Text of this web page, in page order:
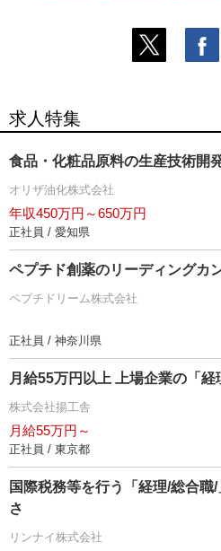
求人特集
食品・化粧品原料の生産技術開
オリザ油化株式会社
年収450万円～650万円
正社員 / 愛知県
ペプチド創薬のリーディングカ
ペプチドリーム株式会社
正社員 / 神奈川県
月給55万円以上 上場企業の「
株式会社揚工舎
月給55万円～
正社員 / 東京都
国際税務等を行う「経理/総合
さ
リンナイ株式会社